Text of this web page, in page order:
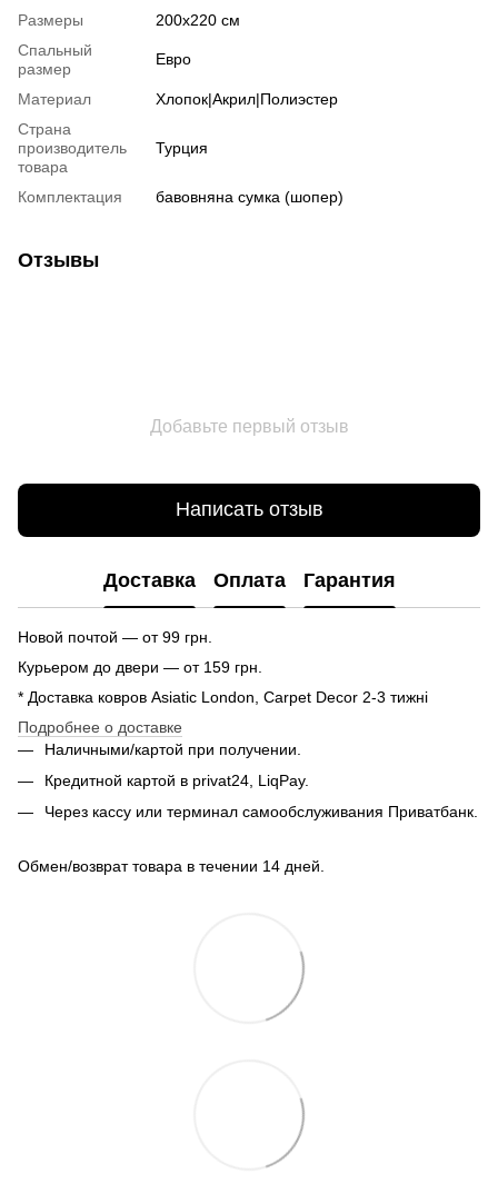
Размеры
200х220 см
Спальный
размер
Евро
Материал
Хлопок|Акрил|Полиэстер
Страна
производитель
товара
Турция
Комплектация бавовняна сумка (шопер)
Отзывы
Добавьте первый отзыв
Написать отзыв
Доставка Оплата Гарантия
Новой почтой — от 99 грн.
Курьером до двери — от 159 грн.
* Доставка ковров Asiatic London, Carpet Decor 2-3 тижні
Подробнее о доставке
Наличными/картой при получении.
Кредитной картой в privat24, LiqPay.
Через кассу или терминал самообслуживания Приватбанк.
Обмен/возврат товара в течении 14 дней.